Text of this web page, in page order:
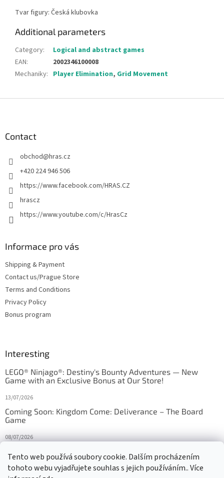
Tento web používá soubory cookie. Dalším procházením
tohoto webu vyjadřujete souhlas s jejich používáním.. Více
Tvar figury: Česká klubovka
Additional parameters
Category:
Logical and abstract games
EAN:
2002346100008
Mechaniky: Player Elimination, Grid Movement
Contact
obchod@hras.cz
+420 224 946 506
https://www.facebook.com/HRAS.CZ
hrascz
https://www.youtube.com/c/HrasCz
Informace pro vás
Shipping & Payment
Contact us/Prague Store
Terms and Conditions
Privacy Policy
Bonus program
Interesting
LEGO® Ninjago®: Destiny's Bounty Adventures — New
Game with an Exclusive Bonus at Our Store!
13/07/2026
Coming Soon: Kingdom Come: Deliverance – The Board
Game
08/07/2026
27/10/2025